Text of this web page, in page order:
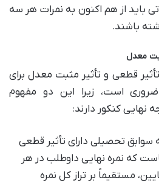
های آتی باید از هم اکنون به نمرات هر سه
باشند.
معدل
قطعی و تأثیر مثبت معدل برای
ضروری است، زیرا این دو مفهوم
نهایی کنکور دارند:
سوابق تحصیلی دارای تأثیر قطعی
که نمره نهایی داوطلب در هر
مستقیماً بر تراز کل نمره